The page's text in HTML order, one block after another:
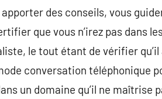
des conseils, vous
que vous n’irez pas dans
le tout étant de vérifier qu’il
conversation téléphonique
un domaine qu’il ne maîtrise